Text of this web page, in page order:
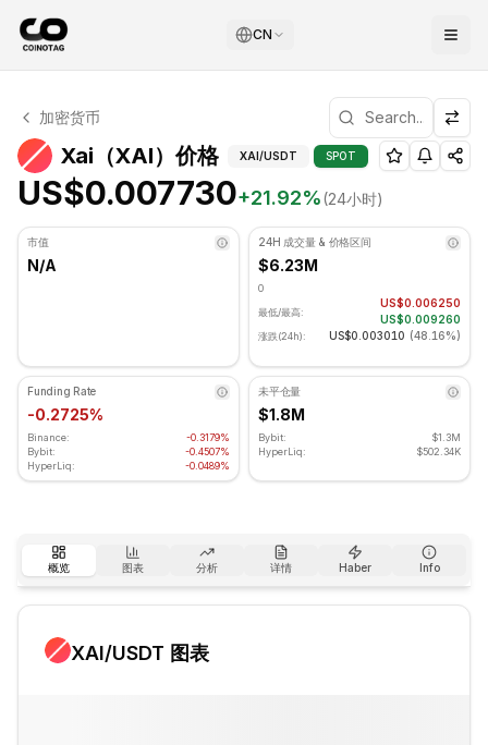
CN
Xai 技术分析
Xai 目前交易价格为 US$0.007730. RSI 指标为 68.30 处
加密货币
Xai（XAI）价格技术分析和支撑/阻力位
XAI/USDT SPOT
US$0.007730+21.92%(24小时)
市值
N/A
24H 成交量 & 价格区间
$6.23M
0
最低/最高:
US$0.006250
US$0.009260
涨跌(24h): US$0.003010 (48.16%)
Funding Rate
-0.2725%
Binance:
-0.3179%
Bybit:
-0.4507%
HyperLiq:
-0.0489%
未平仓量
$1.8M
Bybit:
$1.3M
HyperLiq:
$502.34K
概览 图表 分析 详情 Haber Info
XAI/USDT 图表